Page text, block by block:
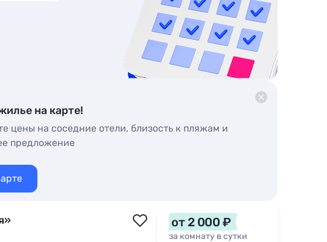
на карте!
цены на соседние отели, близость к пляжам и
предложение
от 2 000 ₽
за комнату в сутки